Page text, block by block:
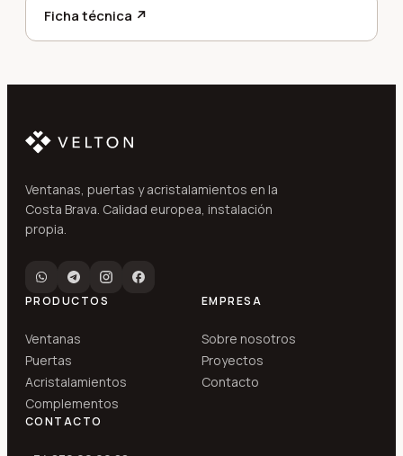
Ficha técnica ↗
Ventanas, puertas y acristalamientos en la
Costa Brava. Calidad europea, instalación
propia.
PRODUCTOS
Ventanas
Puertas
Acristalamientos
Complementos
EMPRESA
Sobre nosotros
Proyectos
Contacto
CONTACTO